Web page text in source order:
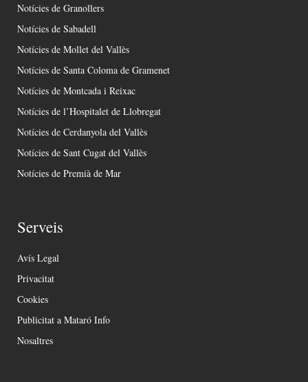
Notícies de Granollers
Notícies de Sabadell
Notícies de Mollet del Vallès
Notícies de Santa Coloma de Gramenet
Notícies de Montcada i Reixac
Notícies de l’Hospitalet de Llobregat
Notícies de Cerdanyola del Vallès
Notícies de Sant Cugat del Vallès
Notícies de Premià de Mar
Serveis
Avís Legal
Privacitat
Cookies
Publicitat a Mataró Info
Nosaltres